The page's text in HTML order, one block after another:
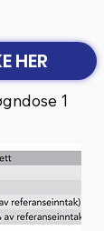
HER
1
mg
mg
mg   (31 %